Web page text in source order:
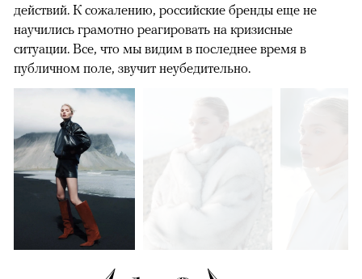
действий. К сожалению, российские бренды еще не
научились грамотно реагировать на кризисные
ситуации. Все, что мы видим в последнее время в
публичном поле, звучит неубедительно.